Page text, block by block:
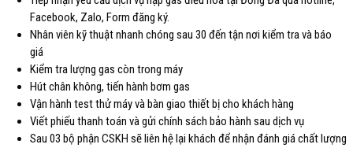
Facebook, Zalo, Form đăng ký.
Nhân viên kỹ thuật nhanh chóng sau 30 đến tận nơi kiểm tra và báo
giá
Kiểm tra lượng gas còn trong máy
Hút chân không, tiến hành bơm gas
Vận hành test thử máy và bàn giao thiết bị cho khách hàng
Viết phiếu thanh toán và gửi chính sách bảo hành sau dịch vụ
Sau 03 bộ phận CSKH sẽ liên hệ lại khách để nhận đánh giá chất lượng